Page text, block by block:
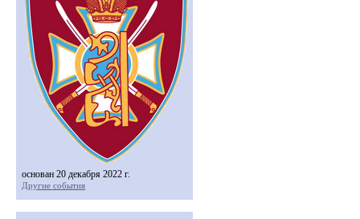
основан 20 декабря 2022 г.
Другие события